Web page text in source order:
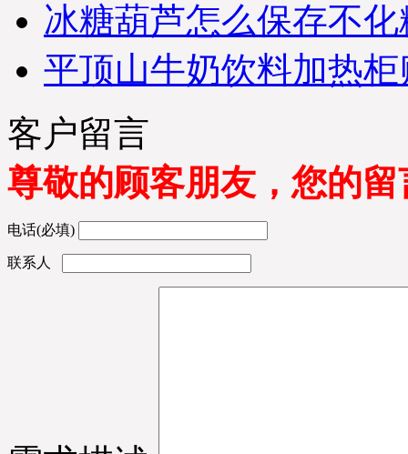
冰糖葫芦怎么保存不化
平顶山牛奶饮料加热
客户留言
尊敬的顾客朋友，您的
电话(必填)
联系人